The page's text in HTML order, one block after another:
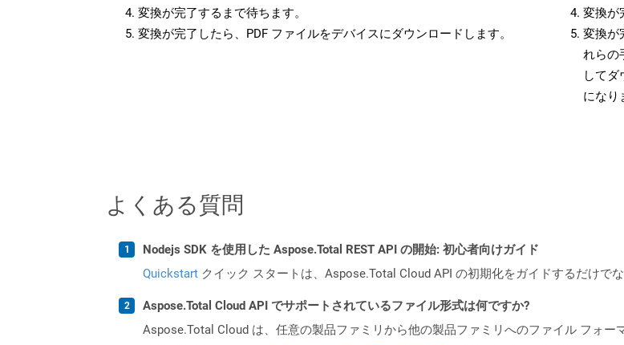
変換が完了するまで待ちます。
変換が完了したら、PDF ファイルをデバイスにダウンロードします。
変換が
変換が
れらの
して
になり
よくある質問
Nodejs SDK を使用した Aspose.Total REST API の開始: 初心者向けガイド
Quickstart クイック スタートは、Aspose.Total Cloud API の初期化をガイドするだけで
Aspose.Total Cloud API でサポートされているファイル形式は何ですか?
Aspose.Total Cloud は、任意の製品ファミリから他の製品ファミリへのファイル フォー